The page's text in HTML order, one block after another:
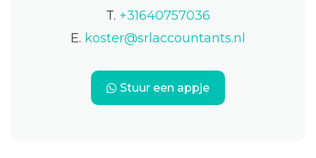
T. +31640757036
E. koster@srlaccountants.nl
Stuur een appje